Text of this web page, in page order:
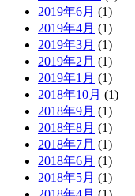
2019年6月 (1)
2019年4月 (1)
2019年3月 (1)
2019年2月 (1)
2019年1月 (1)
2018年10月 (1)
2018年9月 (1)
2018年8月 (1)
2018年7月 (1)
2018年6月 (1)
2018年5月 (1)